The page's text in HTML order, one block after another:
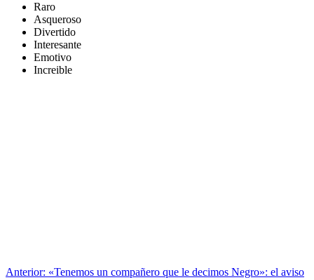
Raro
Asqueroso
Divertido
Interesante
Emotivo
Increible
Anterior: «Tenemos un compañero que le decimos Negro»: el aviso